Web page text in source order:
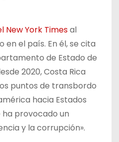
New York Timesal
el país. En él, se cita
de Estado de
2020, Costa Rica
puntos de transbordo
hacia Estados
ha provocado un
y la corrupción».